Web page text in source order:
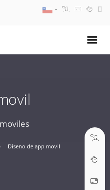
Diseno de app movil
PM